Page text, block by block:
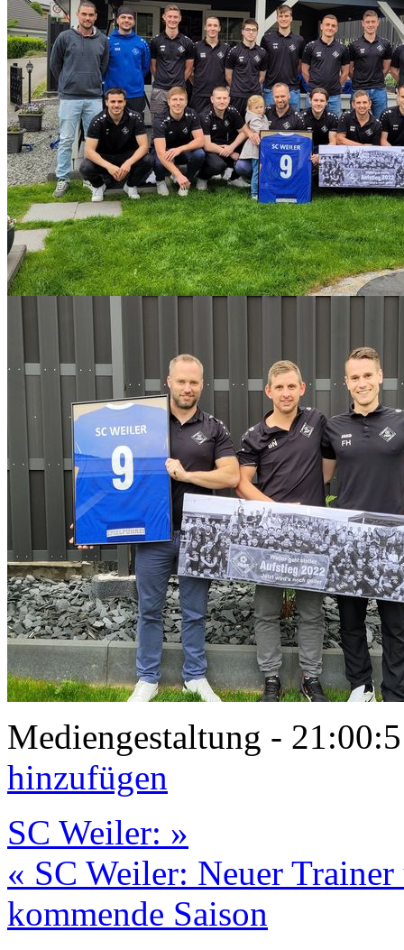
Mediengestaltung -
hinzufügen
SC Weiler: »
« SC Weiler: Neuer
kommende Saison